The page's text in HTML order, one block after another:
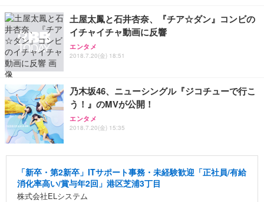
土屋太鳳と石井杏奈、『チア☆ダン』コンビの
イチャイチャ動画に反響
エンタメ
2018.7.20(金) 18:51
乃木坂46、ニューシングル『ジコチューで行こ
う！』のMVが公開！
エンタメ
2018.7.20(金) 15:35
「新卒・第2新卒」ITサポート事務・未経験歓迎「正社員/有給
消化率高い/賞与年2回」港区芝浦3丁目
株式会社ELシステム